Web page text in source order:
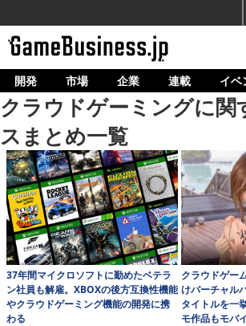
ホーム
ゲーム開発
市場
マネタイズ
企業動向
人材育成
産業政策
連載
開発 市場 企業 連載 イベ
クラウドゲーミングに関
スまとめ一覧
37年間マイクロソフトに勤めたベテラ
ン社員も解雇。XBOXの後方互換性機能
やクラウドゲーミング機能の開発に携
わる
クラウドゲー
けバーチャル
タイトルを一
モ作品もモバ